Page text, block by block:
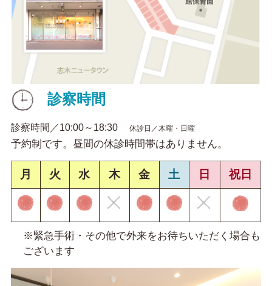
診察時間
診察時間／10:00～18:30 休診日／木曜・日曜
予約制です。昼間の休診時間帯はありません。
月 火 水 木 金 土 日 祝日
※緊急手術・その他で外来をお待ちいただく場合も
ございます